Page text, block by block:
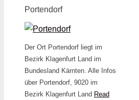
Portendorf
Der Ort Portendorf liegt im
Bezirk Klagenfurt Land im
Bundesland Kärnten. Alle Infos
über Portendorf, 9020 im
Bezirk Klagenfurt Land Read